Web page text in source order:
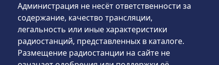
Администрация не несёт ответственности за
содержание, качество трансляции,
легальность или иные характеристики
радиостанций, представленных в каталоге.
Размещение радиостанции на сайте не